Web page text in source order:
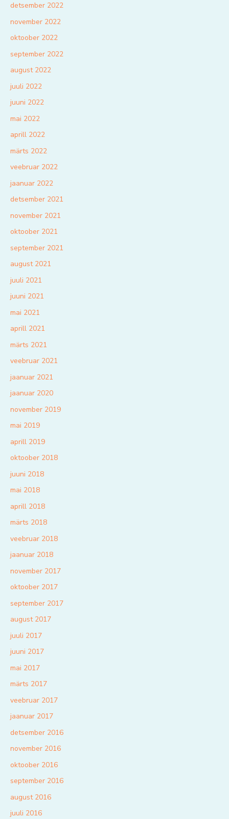
detsember 2022
november 2022
oktoober 2022
september 2022
august 2022
juuli 2022
juuni 2022
mai 2022
aprill 2022
märts 2022
veebruar 2022
jaanuar 2022
detsember 2021
november 2021
oktoober 2021
september 2021
august 2021
juuli 2021
juuni 2021
mai 2021
aprill 2021
märts 2021
veebruar 2021
jaanuar 2021
jaanuar 2020
november 2019
mai 2019
aprill 2019
oktoober 2018
juuni 2018
mai 2018
aprill 2018
märts 2018
veebruar 2018
jaanuar 2018
november 2017
oktoober 2017
september 2017
august 2017
juuli 2017
juuni 2017
mai 2017
märts 2017
veebruar 2017
jaanuar 2017
detsember 2016
november 2016
oktoober 2016
september 2016
august 2016
juuli 2016